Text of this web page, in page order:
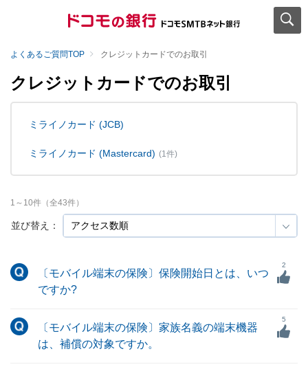
よくあるご質問TOP クレジットカードでのお取引
クレジットカードでのお取引
ミライノカード (JCB)
ミライノカード (Mastercard) (1件)
並び替え：
1 ～ 10件（全43件）
〔モバイル端末の保険〕保険開始日とは、いつ
ですか?
2
〔モバイル端末の保険〕家族名義の端末機器
は、補償の対象ですか。
5